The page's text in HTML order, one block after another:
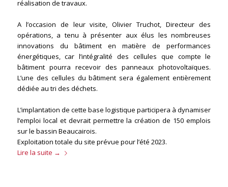
réalisation de travaux.
A l’occasion de leur visite, Olivier Truchot, Directeur des
opérations, a tenu à présenter aux élus les nombreuses
innovations du bâtiment en matière de performances
énergétiques, car l’intégralité des cellules que compte le
bâtiment pourra recevoir des panneaux photovoltaïques.
L’une des cellules du bâtiment sera également entièrement
dédiée au tri des déchets.
L’implantation de cette base logistique participera à dynamiser
l’emploi local et devrait permettre la création de 150 emplois
sur le bassin Beaucairois.
Exploitation totale du site prévue pour l’été 2023.
Lire la suite →